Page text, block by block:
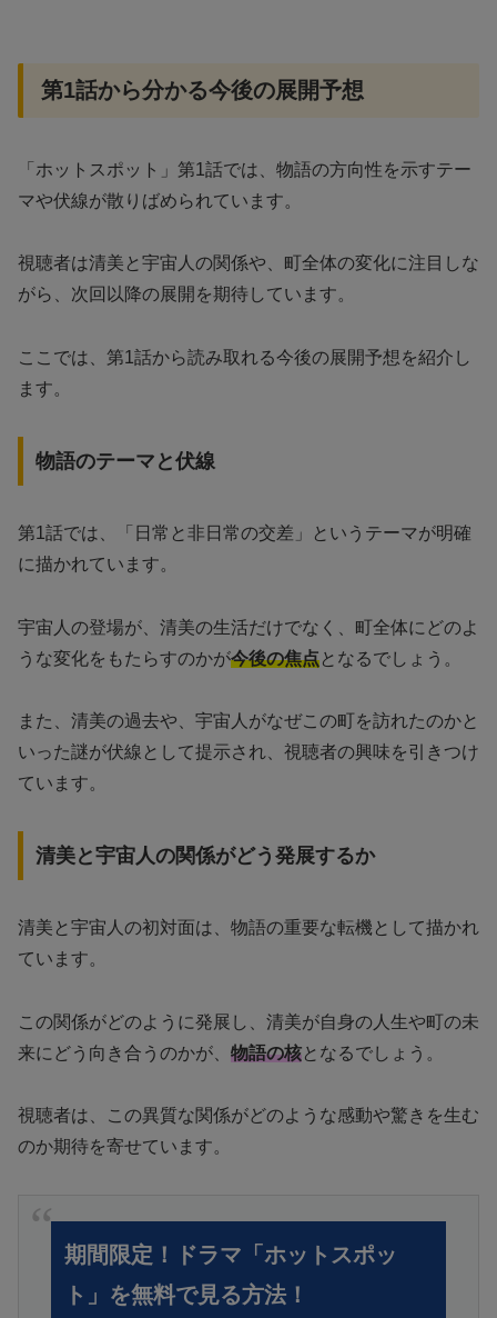
第1話から分かる今後の展開予想
「ホットスポット」第1話では、物語の方向性を示すテー
マや伏線が散りばめられています。
視聴者は清美と宇宙人の関係や、町全体の変化に注目しな
がら、次回以降の展開を期待しています。
ここでは、第1話から読み取れる今後の展開予想を紹介し
ます。
物語のテーマと伏線
第1話では、「日常と非日常の交差」というテーマが明確
に描かれています。
宇宙人の登場が、清美の生活だけでなく、町全体にどのよ
うな変化をもたらすのかが今後の焦点となるでしょう。
また、清美の過去や、宇宙人がなぜこの町を訪れたのかと
いった謎が伏線として提示され、視聴者の興味を引きつけ
ています。
清美と宇宙人の関係がどう発展するか
清美と宇宙人の初対面は、物語の重要な転機として描かれ
ています。
この関係がどのように発展し、清美が自身の人生や町の未
来にどう向き合うのかが、 物語の核となるでしょう。
視聴者は、この異質な関係がどのような感動や驚きを生む
のか期待を寄せています。
期間限定！ドラマ「ホットスポッ
ト」を無料で見る方法！